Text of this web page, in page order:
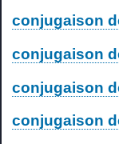
conjugaison
conjugaison
conjugaison
conjugaison